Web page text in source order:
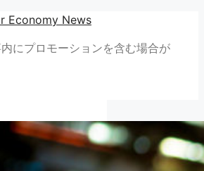
Economy News
にプロモーションを含む場合が